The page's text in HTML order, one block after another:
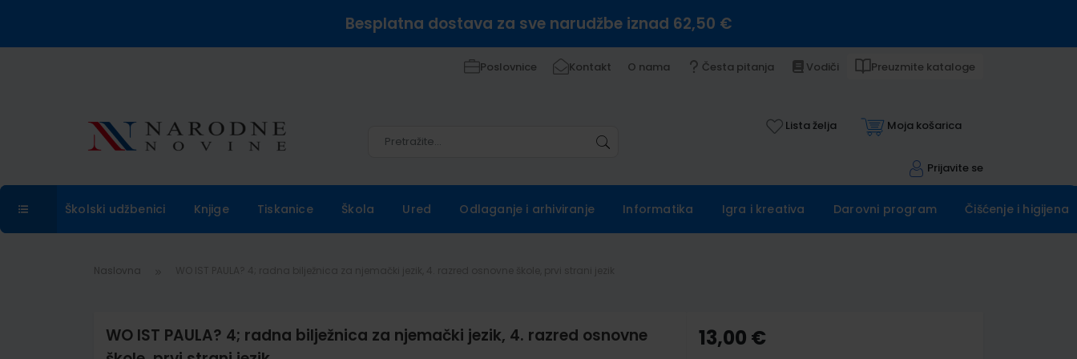
Besplatna dostava za sve narudžbe iznad 62,50 €
Poslovnice Kontakt O nama Česta pitanja Vodiči Preuzmite kataloge
Lista želja Moja košarica
Prijavite se
Školski udžbenici Knjige Tiskanice Škola Ured Odlaganje i arhiviranje Informatika Igra i kreativa Darovni program Čišćenje i higijena
Naslovna
WO IST PAULA? 4; radna bilježnica za njemački jezik, 4. razred osnovne
13,00 €